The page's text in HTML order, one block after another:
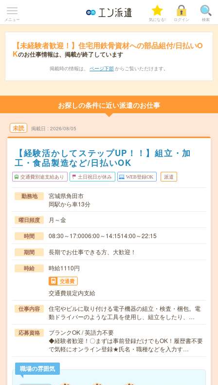
メニュー 気になる! ログイン 検索
【未経験者歓迎！】住宅用鉄骨資材への部品組付/日払いO
Kのお仕事情報は、掲載が終了しています
掲載時の情報は、 ページ下部 からご覧いただけます。
お探しの条件に近い派遣のお仕事
未読 掲載日 2026/08/05
【経験活かしてステップUP！！】組立・加
工・食品製造など/日払いOK
交通費別途支給あり 土日祝日が休み WEB登録OK 派遣
勤務地
宮城県角田市
岡駅から車13分
曜日頻度 月～金
時間 08:30～17:0006:00～14:1514:00～22:15
期間 長期でお仕事できる方、大歓迎！
時給 時給1110円
交通費
交通費規定内支給
仕事内容
住宅やビルに取り付ける電子機器の組立・検査・梱包。電
動ドライバーのような工具を使用し、組立をしたり、…
応募資格
ブランクOK / 英語力不要
◆経験者歓迎！〇まずは事前登録だけでもOK！履歴書不要
で気軽にオンライン登録★氏名・職種などを入力す…
職場の雰囲気